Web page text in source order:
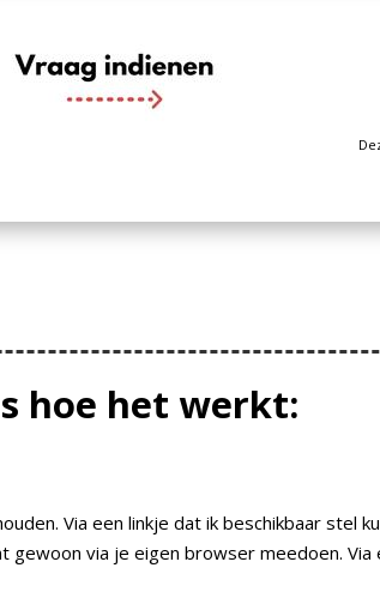
hoe het werkt:
Via een linkje dat ik beschikbaar stel
via je eigen browser meedoen.